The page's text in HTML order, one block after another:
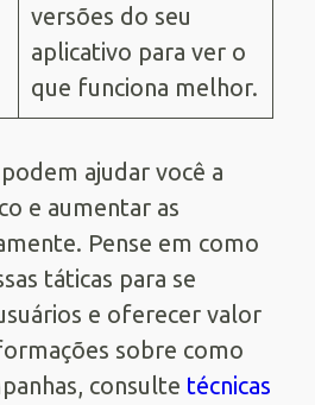
versões do seu
aplicativo para ver o
que funciona melhor.
ajudar você a
e aumentar as
Pense em como
táticas para se
e oferecer valor
sobre como
consulte técnicas